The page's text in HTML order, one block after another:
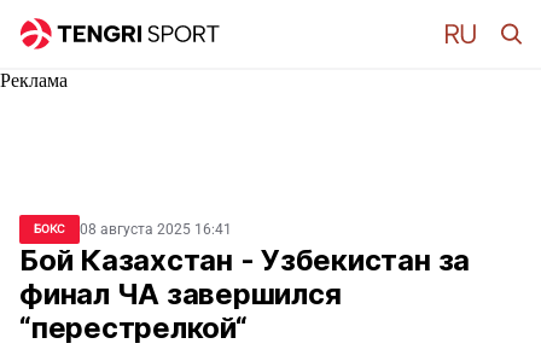
Реклама
БОКС 08 августа 2025 16:41
Бой Казахстан - Узбекистан за
финал ЧА завершился
“перестрелкой“